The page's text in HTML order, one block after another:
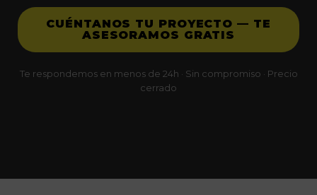
CUÉNTANOS TU PROYECTO — TE
ASESORAMOS GRATIS
Te respondemos en menos de 24h · Sin compromiso · Precio
cerrado